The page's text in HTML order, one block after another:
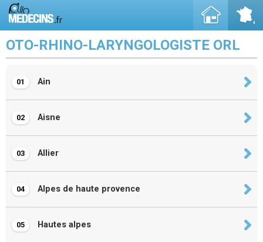
OTO-RHINO-LARYNGOLOGISTE ORL
01 Ain
02 Aisne
03 Allier
04 Alpes de haute provence
05 Hautes alpes